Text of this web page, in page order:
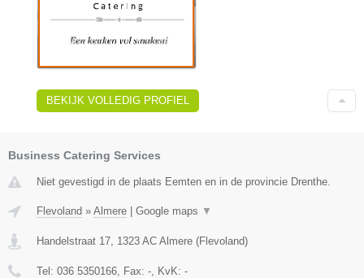
BEKIJK VOLLEDIG PROFIEL
Business Catering Services
Niet gevestigd in de plaats Eemten en in de provincie Drenthe.
Flevoland » Almere Google maps ▼
Handelstraat 17, 1323 AC Almere (Flevoland)
Tel: 036 5350166, Fax: -, KvK: -